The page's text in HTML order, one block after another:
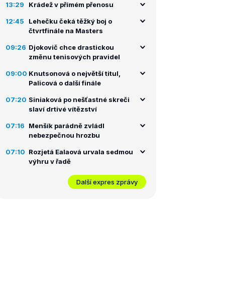
13:29 Krádež v přímém přenosu
12:45
Lehečku čeká těžký boj o
čtvrtfinále na Masters
09:26 Djokovič chce drastickou
změnu tenisových pravidel
09:00 Knutsonová o největší titul,
Palicová o další finále
07:20 Siniaková po nešťastné skreči
slaví drtivé vítězství
07:16
Menšík parádně zvládl
nebezpečnou hrozbu
07:10 Rozjetá Ealaová urvala sedmou
výhru v řadě
Další expres zprávy